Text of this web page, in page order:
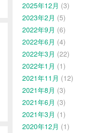
2025年12月 (3)
2023年2月 (5)
2022年9月 (6)
2022年6月 (4)
2022年3月 (22)
2022年1月 (1)
2021年11月 (12)
2021年8月 (3)
2021年6月 (3)
2021年3月 (1)
2020年12月 (1)